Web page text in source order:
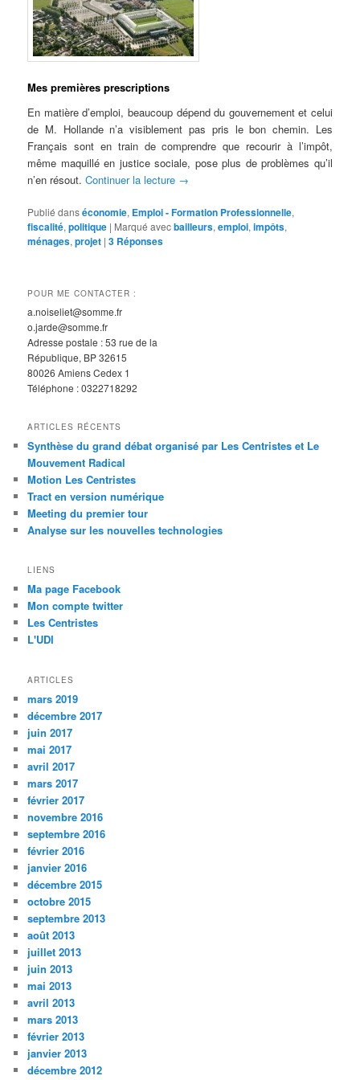
Mes premières prescriptions
En matière d’emploi, beaucoup dépend du gouvernement et celui
de M. Hollande n’a visiblement pas pris le bon chemin. Les
Français sont en train de comprendre que recourir à l’impôt,
même maquillé en justice sociale, pose plus de problèmes qu’il
n’en résout.Continuer la lecture →
Publié danséconomie, Emploi - Formation Professionnelle,
fiscalité,politique | Marqué avecbailleurs,emploi,impôts,
ménages,projet |3 Réponses
POUR ME CONTACTER :
a.noiseliet@somme.fr
o.jarde@somme.fr
Adresse postale : 53 rue de la
République, BP 32615
80026 Amiens Cedex 1
Téléphone : 0322718292
ARTICLES RÉCENTS
Synthèse du grand débat organisé par Les Centristes et Le
Mouvement Radical
Motion Les Centristes
Tract en version numérique
Meeting du premier tour
Analyse sur les nouvelles technologies
LIENS
Ma page Facebook
Mon compte twitter
Les Centristes
L'UDI
ARTICLES
mars 2019
décembre 2017
juin 2017
mai 2017
avril 2017
mars 2017
février 2017
novembre 2016
septembre 2016
février 2016
janvier 2016
décembre 2015
octobre 2015
septembre 2013
août 2013
juillet 2013
juin 2013
mai 2013
avril 2013
mars 2013
février 2013
janvier 2013
décembre 2012